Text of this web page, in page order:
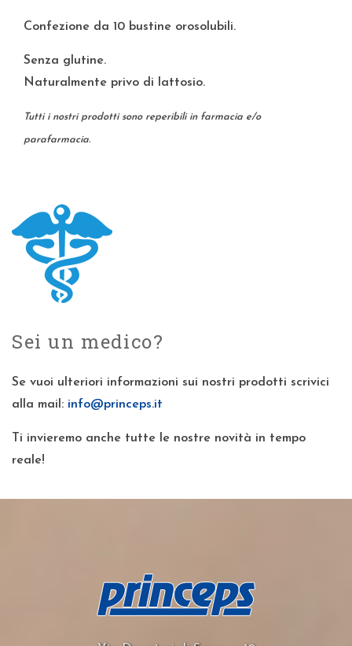
Confezione da 10 bustine orosolubili.
Senza glutine.
Naturalmente privo di lattosio.
Tutti i nostri prodotti sono reperibili in farmacia e/o
parafarmacia.
Sei un medico?
Se vuoi ulteriori informazioni sui nostri prodotti scrivici
alla mail: info@princeps.it
Ti invieremo anche tutte le nostre novità in tempo
reale!